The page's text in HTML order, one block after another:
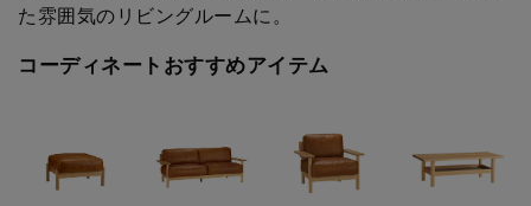
た雰囲気のリビングルームに。
コーディネートおすすめアイテム